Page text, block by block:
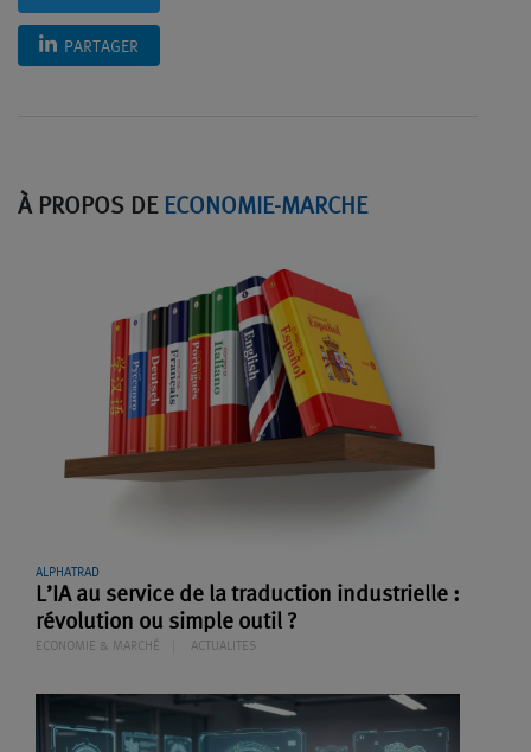
PARTAGER
À PROPOS DE ECONOMIE-MARCHE
ALPHATRAD
L’IA au service de la traduction industrielle :
révolution ou simple outil ?
ECONOMIE & MARCHÉ ACTUALITES